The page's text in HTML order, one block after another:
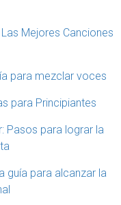
Mejores Canciones
para mezclar voces
para Principiantes
Pasos para lograr la
guía para alcanzar la